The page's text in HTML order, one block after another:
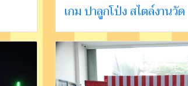
เกม ปาลูกโป่ง สไตล์งานวัด